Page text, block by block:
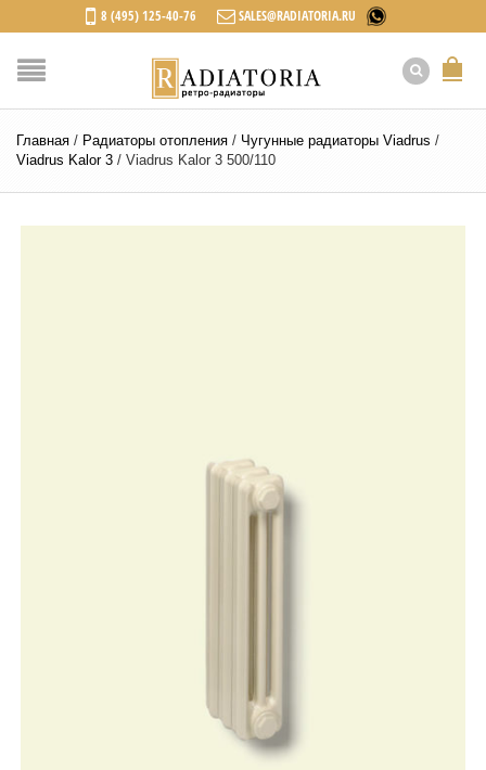
8 (495) 125-40-76 SALES@RADIATORIA.RU
Главная / Радиаторы отопления / Чугунные радиаторы Viadrus /
Viadrus Kalor 3 / Viadrus Kalor 3 500/110